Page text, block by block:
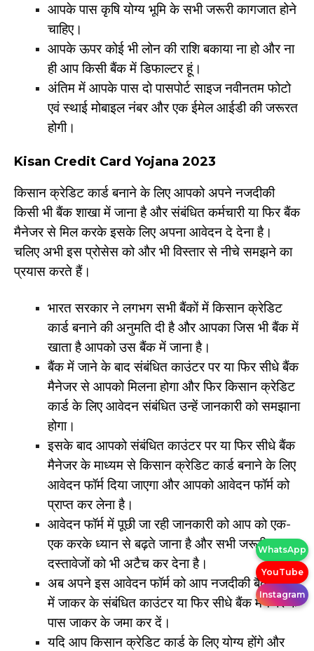
आपके पास कृषि योग्य भूमि के सभी जरूरी कागजात होने
चाहिए।
आपके ऊपर कोई भी लोन की राशि बकाया ना हो और ना
ही आप किसी बैंक में डिफाल्टर हूं।
अंतिम में आपके पास दो पासपोर्ट साइज नवीनतम फोटो
एवं स्थाई मोबाइल नंबर और एक ईमेल आईडी की जरूरत
होगी।
Kisan Credit Card Yojana 2023
किसान क्रेडिट कार्ड बनाने के लिए आपको अपने नजदीकी
किसी भी बैंक शाखा में जाना है और संबंधित कर्मचारी या फिर बैंक
मैनेजर से मिल करके इसके लिए अपना आवेदन दे देना है।
चलिए अभी इस प्रोसेस को और भी विस्तार से नीचे समझने का
प्रयास करते हैं।
भारत सरकार ने लगभग सभी बैंकों में किसान क्रेडिट
कार्ड बनाने की अनुमति दी है और आपका जिस भी बैंक में
खाता है आपको उस बैंक में जाना है।
बैंक में जाने के बाद संबंधित काउंटर पर या फिर सीधे बैंक
मैनेजर से आपको मिलना होगा और फिर किसान क्रेडिट
कार्ड के लिए आवेदन संबंधित उन्हें जानकारी को समझाना
होगा।
इसके बाद आपको संबंधित काउंटर पर या फिर सीधे बैंक
मैनेजर के माध्यम से किसान क्रेडिट कार्ड बनाने के लिए
आवेदन फॉर्म दिया जाएगा और आपको आवेदन फॉर्म को
प्राप्त कर लेना है।
आवेदन फॉर्म में पूछी जा रही जानकारी को आप को एक-
एक करके ध्यान से बढ़ते जाना है और सभी जरूरी
दस्तावेजों को भी अटैच कर देना है।
अब अपने इस आवेदन फॉर्म को आप नजदीकी बैंक शाखा
में जाकर के संबंधित काउंटर या फिर सीधे बैंक मैनेजर के
पास जाकर के जमा कर दें।
यदि आप किसान क्रेडिट कार्ड के लिए योग्य होंगे और
WhatsApp
YouTube
Instagram